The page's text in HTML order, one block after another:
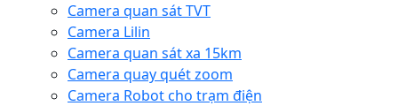
Camera quan sát TVT
Camera Lilin
Camera quan sát xa 15km
Camera quay quét zoom
Camera Robot cho trạm điện